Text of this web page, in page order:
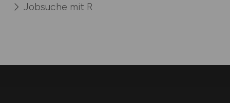
Jobsuche mit R